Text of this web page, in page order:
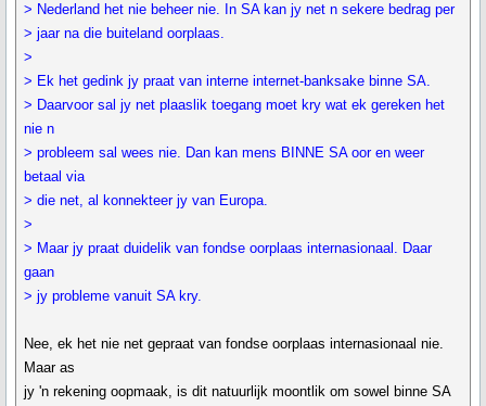
> Nederland het nie beheer nie. In SA kan jy net n sekere bedrag per
> jaar na die buiteland oorplaas.
>
> Ek het gedink jy praat van interne internet-banksake binne SA.
> Daarvoor sal jy net plaaslik toegang moet kry wat ek gereken het
nie n
> probleem sal wees nie. Dan kan mens BINNE SA oor en weer
betaal via
> die net, al konnekteer jy van Europa.
>
> Maar jy praat duidelik van fondse oorplaas internasionaal. Daar
gaan
> jy probleme vanuit SA kry.
Nee, ek het nie net gepraat van fondse oorplaas internasionaal nie.
Maar as
jy 'n rekening oopmaak, is dit natuurlijk moontlik om sowel binne SA